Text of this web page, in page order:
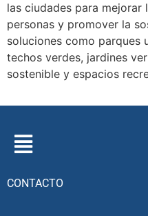
las ciudades para
personas y promover la
soluciones como parques
techos verdes, jardines
sostenible y espacios
CONTACTO